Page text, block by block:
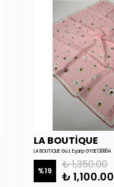
LA BOUTİQUE
LA BOUTİQUE Güz Eşarp GYSE130804
%19 ₺ 1,350.00
₺ 1,100.00